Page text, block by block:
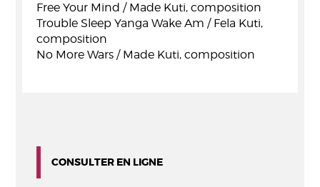
Free Your Mind / Made Kuti, composition
Trouble Sleep Yanga Wake Am / Fela Kuti,
composition
No More Wars / Made Kuti, composition
CONSULTER EN LIGNE